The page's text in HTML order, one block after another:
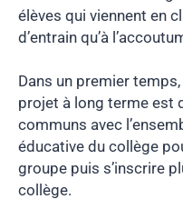
élèves qui viennent en
d’entrain qu’à
Dans un premier
projet à long terme est
communs avec
éducative du collège
groupe puis s’inscrire
collège.